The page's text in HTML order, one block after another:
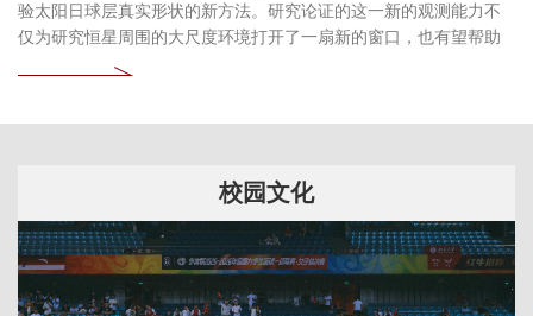
验太阳日球层真实形状的新方法。研究论证的这一新的观测能力不
仅为研究恒星周围的大尺度环境打开了一扇新的窗口，也有望帮助
我们更加深入地认识自身所处的太阳系环境。
校园文化